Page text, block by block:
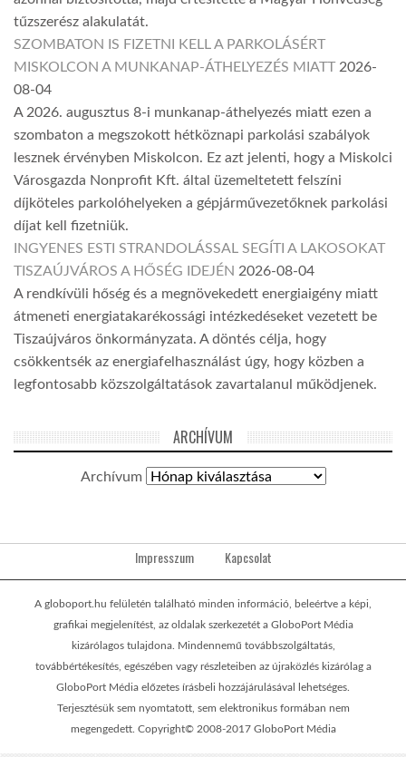
tűzszerész alakulatát.
SZOMBATON IS FIZETNI KELL A PARKOLÁSÉRT
MISKOLCON A MUNKANAP-ÁTHELYEZÉS MIATT 2026-
08-04
A 2026. augusztus 8-i munkanap-áthelyezés miatt ezen a
szombaton a megszokott hétköznapi parkolási szabályok
lesznek érvényben Miskolcon. Ez azt jelenti, hogy a Miskolci
Városgazda Nonprofit Kft. által üzemeltetett felszíni
díjköteles parkolóhelyeken a gépjárművezetőknek parkolási
díjat kell fizetniük.
INGYENES ESTI STRANDOLÁSSAL SEGÍTI A LAKOSOKAT
TISZAÚJVÁROS A HŐSÉG IDEJÉN 2026-08-04
A rendkívüli hőség és a megnövekedett energiaigény miatt
átmeneti energiatakarékossági intézkedéseket vezetett be
Tiszaújváros önkormányzata. A döntés célja, hogy
csökkentsék az energiafelhasználást úgy, hogy közben a
legfontosabb közszolgáltatások zavartalanul működjenek.
ARCHÍVUM
Archívum
Impresszum Kapcsolat
A globoport.hu felületén található minden információ, beleértve a képi,
grafikai megjelenítést, az oldalak szerkezetét a GloboPort Média
kizárólagos tulajdona. Mindennemű továbbszolgáltatás,
továbbértékesítés, egészében vagy részleteiben az újraközlés kizárólag a
GloboPort Média előzetes írásbeli hozzájárulásával lehetséges.
Terjesztésük sem nyomtatott, sem elektronikus formában nem
megengedett. Copyright© 2008-2017 GloboPort Média